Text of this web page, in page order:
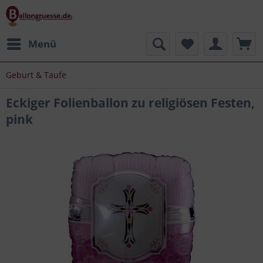
Menü
Geburt & Taufe
Eckiger Folienballon zu religiösen Festen,
pink